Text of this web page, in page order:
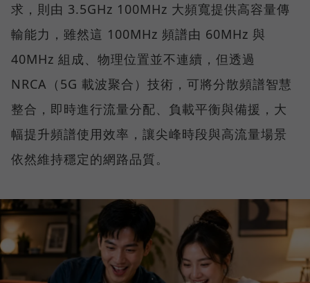
求，則由 3.5GHz 100MHz 大頻寬提供高容量傳
輸能力，雖然這 100MHz 頻譜由 60MHz 與
40MHz 組成、物理位置並不連續，但透過
NRCA（5G 載波聚合）技術，可將分散頻譜智慧
整合，即時進行流量分配、負載平衡與備援，大
幅提升頻譜使用效率，讓尖峰時段與高流量場景
依然維持穩定的網路品質。